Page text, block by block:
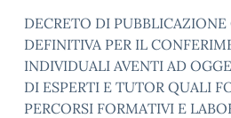
DECRETO DI
DEFINITIVA PER IL
INDIVIDUALI AVENTI AD
DI ESPERTI E TUTOR QUALI
PERCORSI FORMATIVI E